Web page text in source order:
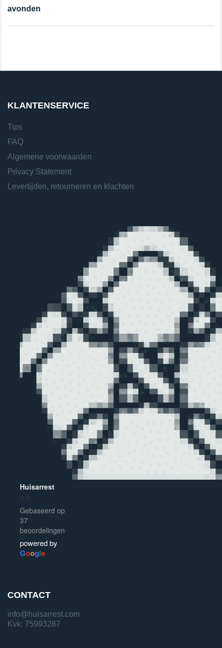
avonden
KLANTENSERVICE
Tips
FAQ
Algemene voorwaarden
Privacy Statement
Levertijden, retourneren en klachten
Huisarrest
4.8
Gebaseerd op
37
beoordelingen
powered by
Google
CONTACT
info@huisarrest.com
Kvk: 75993287